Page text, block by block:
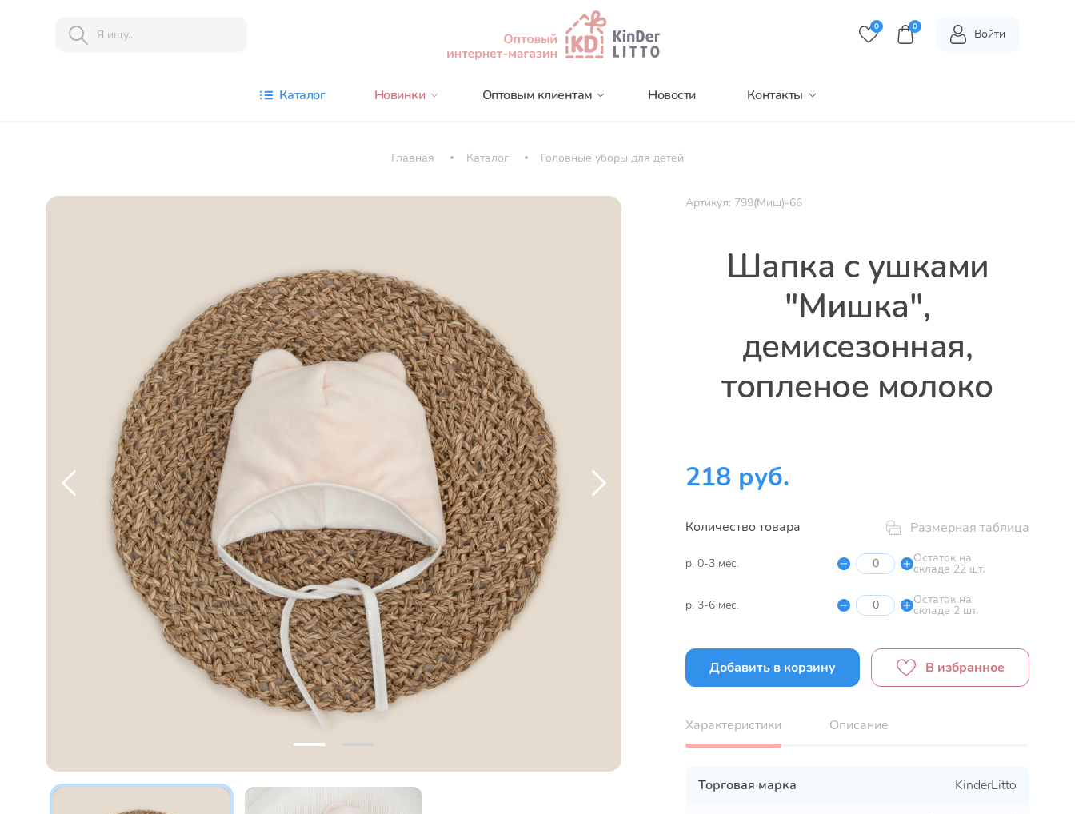
0 0 Войти
Каталог Новинки Оптовым клиентам Новости Контакты
Главная Каталог Головные уборы для детей
Артикул: 799(Миш)-66
Шапка с ушками
"Мишка",
демисезонная,
топленое молоко
218 руб.
Количество товара Размерная таблица
р. 0-3 мес. Остаток на
складе 22 шт.
р. 3-6 мес. Остаток на
складе 2 шт.
Добавить в корзину В избранное
Характеристики Описание
Торговая марка KinderLitto